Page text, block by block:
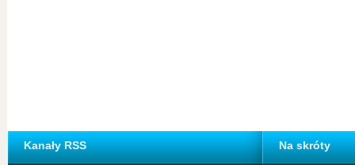
Kanały RSS Na skróty